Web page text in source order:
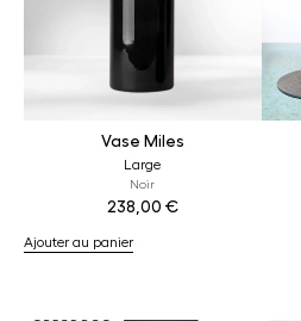
Vase Miles
Large
Noir
238,00 €
Ajouter au panier